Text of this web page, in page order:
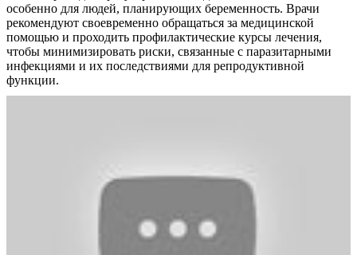
особенно для людей, планирующих беременность. Врачи
рекомендуют своевременно обращаться за медицинской
помощью и проходить профилактические курсы лечения,
чтобы минимизировать риски, связанные с паразитарными
инфекциями и их последствиями для репродуктивной
функции.